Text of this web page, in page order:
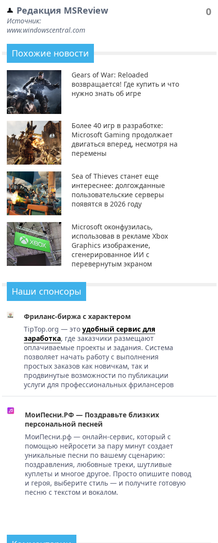
Редакция MSReview
Источник:
www.windowscentral.com
0
Похожие новости
Gears of War: Reloaded
возвращается! Где купить и что
нужно знать об игре
Более 40 игр в разработке:
Microsoft Gaming продолжает
двигаться вперед, несмотря на
перемены
Sea of Thieves станет еще
интереснее: долгожданные
пользовательские серверы
появятся в 2026 году
Microsoft оконфузилась,
использовав в рекламе Xbox
Graphics изображение,
сгенерированное ИИ с
перевернутым экраном
Наши спонсоры
Фриланс-биржа с характером
TipTop.org — это удобный сервис для
заработка, где заказчики размещают
оплачиваемые проекты и задания. Система
позволяет начать работу с выполнения
простых заказов как новичкам, так и
продвинутые возможности по публикации
услуги для профессиональных фрилансеров
МоиПесни.РФ — Поздравьте близких
персональной песней
МоиПесни.рф — онлайн-сервис, который с
помощью нейросети за пару минут создает
уникальные песни по вашему сценарию:
поздравления, любовные треки, шутливые
куплеты и многое другое. Просто опишите повод
и героя, выберите стиль — и получите готовую
песню с текстом и вокалом.